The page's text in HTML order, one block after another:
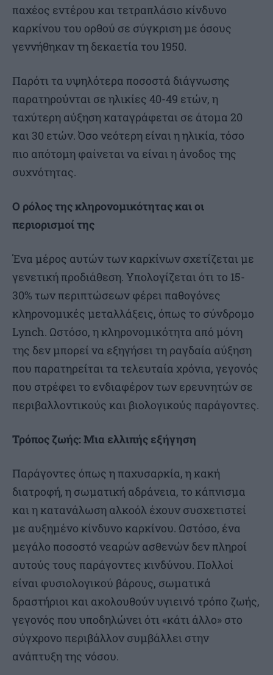
παχέος εντέρου και τετραπλάσιο κίνδυνο
καρκίνου του ορθού σε σύγκριση με όσους
γεννήθηκαν τη δεκαετία του 1950.
Παρότι τα υψηλότερα ποσοστά διάγνωσης
παρατηρούνται σε ηλικίες 40-49 ετών, η
ταχύτερη αύξηση καταγράφεται σε άτομα 20
και 30 ετών. Όσο νεότερη είναι η ηλικία, τόσο
πιο απότομη φαίνεται να είναι η άνοδος της
συχνότητας.
Ο ρόλος της κληρονομικότητας και οι
περιορισμοί της
Ένα μέρος αυτών των καρκίνων σχετίζεται με
γενετική προδιάθεση. Υπολογίζεται ότι το 15-
30% των περιπτώσεων φέρει παθογόνες
κληρονομικές μεταλλάξεις, όπως το σύνδρομο
Lynch. Ωστόσο, η κληρονομικότητα από μόνη
της δεν μπορεί να εξηγήσει τη ραγδαία αύξηση
που παρατηρείται τα τελευταία χρόνια, γεγονός
που στρέφει το ενδιαφέρον των ερευνητών σε
περιβαλλοντικούς και βιολογικούς παράγοντες.
Τρόπος ζωής: Μια ελλιπής εξήγηση
Παράγοντες όπως η παχυσαρκία, η κακή
διατροφή, η σωματική αδράνεια, το κάπνισμα
και η κατανάλωση αλκοόλ έχουν συσχετιστεί
με αυξημένο κίνδυνο καρκίνου. Ωστόσο, ένα
μεγάλο ποσοστό νεαρών ασθενών δεν πληροί
αυτούς τους παράγοντες κινδύνου. Πολλοί
είναι φυσιολογικού βάρους, σωματικά
δραστήριοι και ακολουθούν υγιεινό τρόπο ζωής,
γεγονός που υποδηλώνει ότι «κάτι άλλο» στο
σύγχρονο περιβάλλον συμβάλλει στην
ανάπτυξη της νόσου.